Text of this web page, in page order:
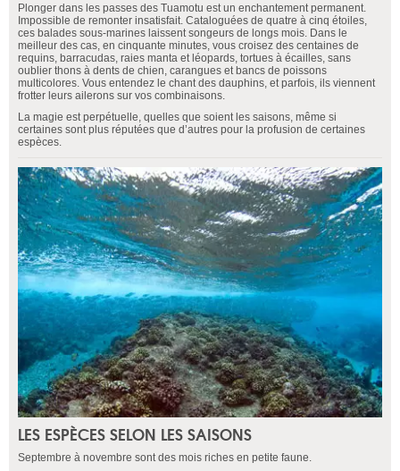
Plonger dans les passes des Tuamotu est un enchantement permanent.
Impossible de remonter insatisfait. Cataloguées de quatre à cinq étoiles,
ces balades sous-marines laissent songeurs de longs mois. Dans le
meilleur des cas, en cinquante minutes, vous croisez des centaines de
requins, barracudas, raies manta et léopards, tortues à écailles, sans
oublier thons à dents de chien, carangues et bancs de poissons
multicolores. Vous entendez le chant des dauphins, et parfois, ils viennent
frotter leurs ailerons sur vos combinaisons.
La magie est perpétuelle, quelles que soient les saisons, même si
certaines sont plus réputées que d’autres pour la profusion de certaines
espèces.
LES ESPÈCES SELON LES SAISONS
Septembre à novembre sont des mois riches en petite faune.